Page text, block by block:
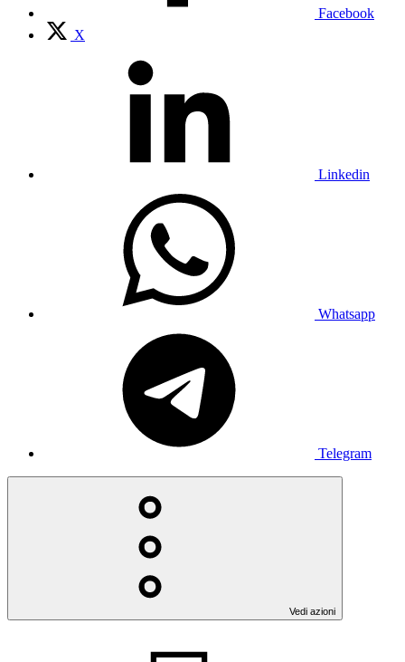
Facebook
X
Linkedin
Whatsapp
Telegram
Vedi azioni